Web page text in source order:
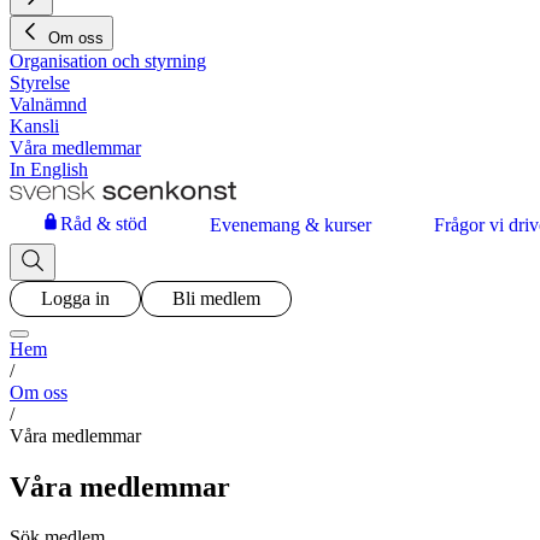
Om oss
Organisation och styrning
Styrelse
Valnämnd
Kansli
Våra medlemmar
In English
Råd & stöd Evenemang & kurser Frågor vi
Logga in Bli medlem
Hem
/
Om oss
/
Våra medlemmar
Våra medlemmar